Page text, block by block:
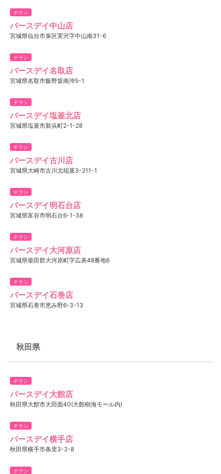
チラシ
バースデイ中山店
宮城県仙台市泉区実沢字中山南31-6
チラシ
バースデイ名取店
宮城県名取市飯野坂南沖5-1
チラシ
バースデイ塩釜北店
宮城県塩釜市新浜町2-1-28
チラシ
バースデイ古川店
宮城県大崎市古川北稲葉3-211-1
チラシ
バースデイ明石台店
宮城県富谷市明石台6-1-38
チラシ
バースデイ大河原店
宮城県柴田郡大河原町字広表48番地6
チラシ
バースデイ石巻店
宮城県石巻市恵み野6-3-13
秋田県
チラシ
バースデイ大館店
秋田県大館市大田面40(大館樹海モール内)
チラシ
バースデイ横手店
秋田県横手市条里3-2-8
チラシ